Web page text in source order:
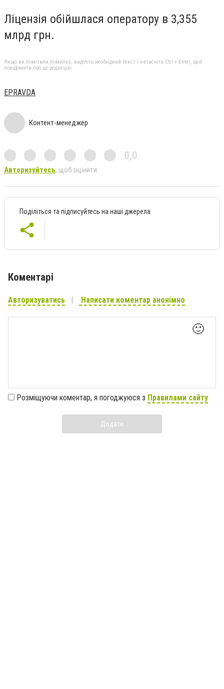
Ліцензія обійшлася оператору в 3,355
млрд грн.
Якщо ви помітили помилку, виділіть необхідний текст і натисніть Ctrl + Enter, щоб
повідомити про це редакцію
EPRAVDA
Контент-менеджер
0,0
Авторизуйтесь, щоб оцінити
Поділіться та підписуйтесь на наші джерела
Коментарі
Авторизуватись Написати коментар анонімно
🙂
Розміщуючи коментар, я погоджуюся з Правилами сайту
Додати